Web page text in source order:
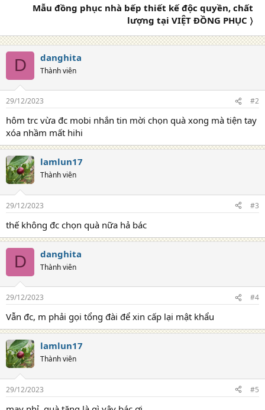
Mẫu đồng phục nhà bếp thiết kế độc quyền, chất
lượng tại VIỆT ĐỒNG PHỤC 〉
D danghita
Thành viên
29/12/2023 #2
hôm trc vừa đc mobi nhắn tin mời chọn quà xong mà tiện tay
xóa nhầm mất hihi
lamlun17
Thành viên
29/12/2023 #3
thế không đc chọn quà nữa hả bác
D danghita
Thành viên
29/12/2023 #4
Vẫn đc, m phải gọi tổng đài để xin cấp lại mật khẩu
lamlun17
Thành viên
29/12/2023 #5